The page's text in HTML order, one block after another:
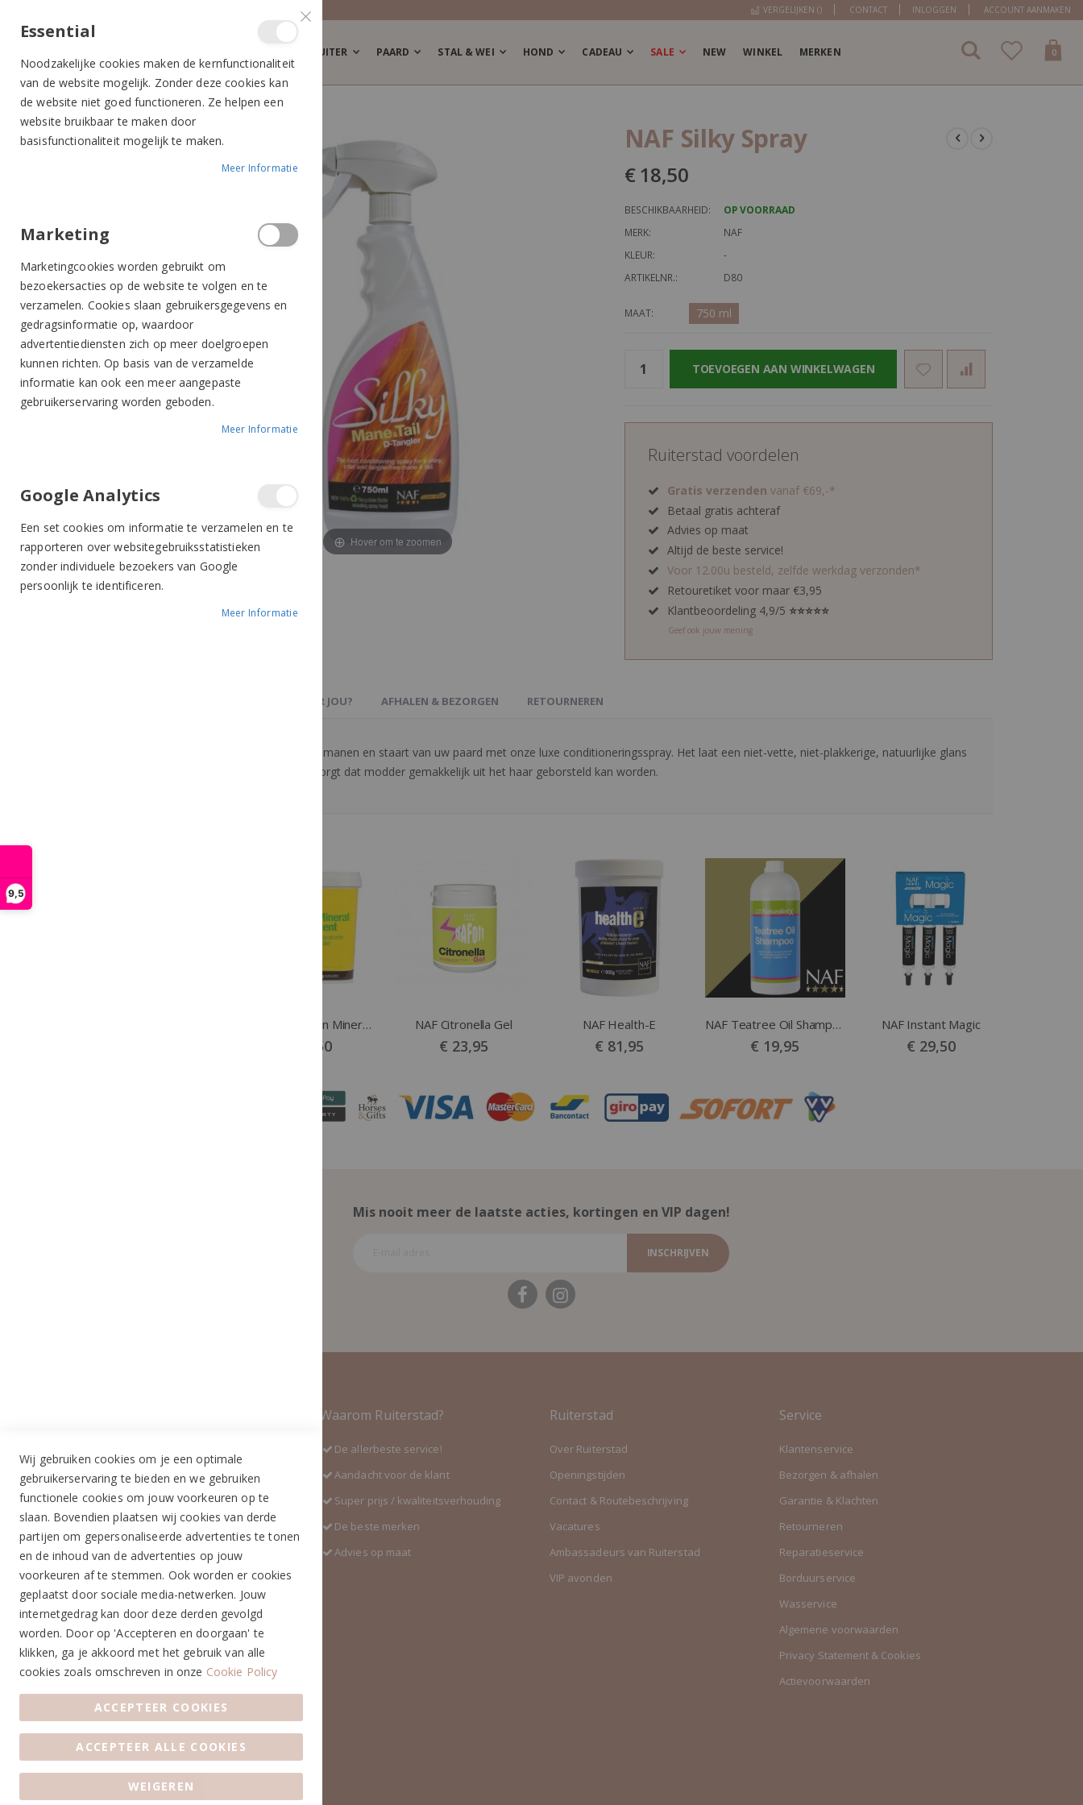
9,5
VERGELIJKEN () CONTACT INLOGGEN ACCOUNT AANMAKEN
RUITER PAARD STAL & WEI HOND CADEAU SALE NEW WINKEL MERKEN
Cart
0items
NAF SILKY SPRAY
de
afbeeldingen-
gallerij
de
afbeeldingen-
gallerij
Hover om te zoomen
NAF Silky Spray
€ 18,50
BESCHIKBAARHEID:
OP VOORRAAD
MERK:
NAF
KLEUR:
-
ARTIKELNR.:
D80
MAAT 750 ml
TOEVOEGEN AAN WINKELWAGEN
Ruiterstad voordelen
Gratis verzenden vanaf €69,-*
Betaal gratis achteraf
Advies op maat
Altijd de beste service!
Voor 12.00u besteld, zelfde werkdag verzonden*
Retouretiket voor maar €3,95
Klantbeoordeling 4,9/5 ⭐⭐⭐⭐⭐
Geef ook jouw mening
Zorg voor gladde, glanzende, klittenvrije manen en staart van uw paard met onze luxe conditioneringsspray. Het laat een niet-vette, niet-plakkerige, natuurlijke glans
achter die geen stof zal aantrekken en zorgt dat modder gemakkelijk uit het haar geborsteld kan worden.
OOK IETS VOOR JOU? AFHALEN & BEZORGEN RETOURNEREN
NAF Vitaminie en Mineralen - General Purpose
€ 59,50
NAF Citronella Gel
€ 23,95
NAF Health-E
€ 81,95
NAF Teatree Oil Shampoo
€ 19,95
NAF Instant Magic
€ 29,50
Mis nooit meer de laatste acties, kortingen en VIP dagen!
INSCHRIJVEN
Industrieweg 3 GH
5688 DP Oirschot
Telefoon:
+31 (0)499 377 311
WhatsApp:
+31 (0)6 291 00 419 (nieuw nummer)
E-mail:
info@ruiterstad.nl
Openingstijden:
Maandag: 13.00 - 17.00u
Woensdag: 10.00 - 17.00u
Donderdag: 10.00 - 17.00u
Vrijdag: 10.00 - 17.00u
Zaterdag: 10.00 - 17.00u
Zondag: Gesloten
Waarom Ruiterstad?
De allerbeste service!
Aandacht voor de klant
Super prijs / kwaliteitsverhouding
De beste merken
Advies op maat
Ruiterstad
Over Ruiterstad
Openingstijden
Contact & Routebeschrijving
Vacatures
Ambassadeurs van Ruiterstad
VIP avonden
Service
Klantenservice
Bezorgen & afhalen
Garantie & Klachten
Retourneren
Reparatieservice
Borduurservice
Wasservice
Algemene voorwaarden
Privacy Statement & Cookies
Actievoorwaarden
Essential
Noodzakelijke cookies maken de kernfunctionaliteit
van de website mogelijk. Zonder deze cookies kan
de website niet goed functioneren. Ze helpen een
website bruikbaar te maken door
basisfunctionaliteit mogelijk te maken.
Meer Informatie
Marketing
Marketingcookies worden gebruikt om
bezoekersacties op de website te volgen en te
verzamelen. Cookies slaan gebruikersgegevens en
gedragsinformatie op, waardoor
advertentiediensten zich op meer doelgroepen
kunnen richten. Op basis van de verzamelde
informatie kan ook een meer aangepaste
gebruikerservaring worden geboden.
Meer Informatie
Google Analytics
Een set cookies om informatie te verzamelen en te
rapporteren over websitegebruiksstatistieken
zonder individuele bezoekers van Google
persoonlijk te identificeren.
Meer Informatie
Wij gebruiken cookies om je een optimale
gebruikerservaring te bieden en we gebruiken
functionele cookies om jouw voorkeuren op te
slaan. Bovendien plaatsen wij cookies van derde
partijen om gepersonaliseerde advertenties te tonen
en de inhoud van de advertenties op jouw
voorkeuren af te stemmen. Ook worden er cookies
geplaatst door sociale media-netwerken. Jouw
internetgedrag kan door deze derden gevolgd
worden. Door op 'Accepteren en doorgaan' te
klikken, ga je akkoord met het gebruik van alle
cookies zoals omschreven in onze Cookie Policy
ACCEPTEER COOKIES
ACCEPTEER ALLE COOKIES
WEIGEREN